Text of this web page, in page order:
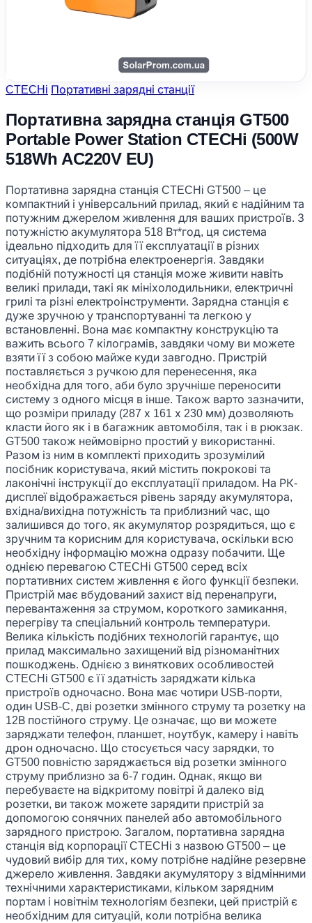
CTECHi Портативні зарядні станції
Портативна зарядна станція GT500
Portable Power Station CTECHi (500W
518Wh AC220V EU)
Портативна зарядна станція CTECHi GT500 – це
компактний і універсальний прилад, який є надійним та
потужним джерелом живлення для ваших пристроїв. З
потужністю акумулятора 518 Вт*год, ця система
ідеально підходить для її експлуатації в різних
ситуаціях, де потрібна електроенергія. Завдяки
подібній потужності ця станція може живити навіть
великі прилади, такі як мініхолодильники, електричні
грилі та різні електроінструменти. Зарядна станція є
дуже зручною у транспортуванні та легкою у
встановленні. Вона має компактну конструкцію та
важить всього 7 кілограмів, завдяки чому ви можете
взяти її з собою майже куди завгодно. Пристрій
поставляється з ручкою для перенесення, яка
необхідна для того, аби було зручніше переносити
систему з одного місця в інше. Також варто зазначити,
що розміри приладу (287 х 161 х 230 мм) дозволяють
класти його як і в багажник автомобіля, так і в рюкзак.
GT500 також неймовірно простий у використанні.
Разом із ним в комплекті приходить зрозумілий
посібник користувача, який містить покрокові та
лаконічні інструкції до експлуатації приладом. На РК-
дисплеї відображається рівень заряду акумулятора,
вхідна/вихідна потужність та приблизний час, що
залишився до того, як акумулятор розрядиться, що є
зручним та корисним для користувача, оскільки всю
необхідну інформацію можна одразу побачити. Ще
однією перевагою CTECHi GT500 серед всіх
портативних систем живлення є його функції безпеки.
Пристрій має вбудований захист від перенапруги,
перевантаження за струмом, короткого замикання,
перегріву та спеціальний контроль температури.
Велика кількість подібних технологій гарантує, що
прилад максимально захищений від різноманітних
пошкоджень. Однією з виняткових особливостей
CTECHi GT500 є її здатність заряджати кілька
пристроїв одночасно. Вона має чотири USB-порти,
один USB-C, дві розетки змінного струму та розетку на
12В постійного струму. Це означає, що ви можете
заряджати телефон, планшет, ноутбук, камеру і навіть
дрон одночасно. Що стосується часу зарядки, то
GT500 повністю заряджається від розетки змінного
струму приблизно за 6-7 годин. Однак, якщо ви
перебуваєте на відкритому повітрі й далеко від
розетки, ви також можете зарядити пристрій за
допомогою сонячних панелей або автомобільного
зарядного пристрою. Загалом, портативна зарядна
станція від корпорації CTECHi з назвою GT500 – це
чудовий вибір для тих, кому потрібне надійне резервне
джерело живлення. Завдяки акумулятору з відмінними
технічними характеристиками, кільком зарядним
портам і новітнім технологіям безпеки, цей пристрій є
необхідним для ситуацій, коли потрібна велика